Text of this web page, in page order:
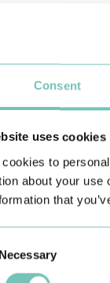
Consent
uses cookies
cookies to
about your
that
Necessary
pela
pela DMF. As
de DMF incluem:
de líquido
coluna fetal);
de sono podem
longo da gestação,
a placenta
versus deitada);